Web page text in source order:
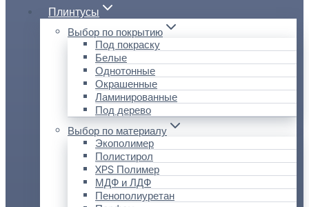
Плинтусы
Выбор по покрытию
Под покраску
Белые
Однотонные
Окрашенные
Ламинированные
Под дерево
Выбор по материалу
Экополимер
Полистирол
XPS Полимер
МДФ и ЛДФ
Пенополиуретан